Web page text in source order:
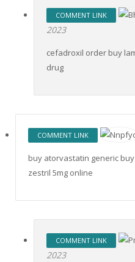
COMMENT LINK
2023
cefadroxil order buy
drug
COMMENT LINK
buy atorvastatin generic
zestril 5mg online
COMMENT LINK
2023